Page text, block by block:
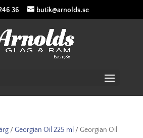
36 butik@arnolds.se
/Georgian Oil 225 ml / Georgian Oil